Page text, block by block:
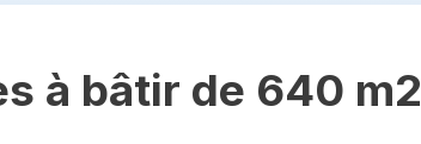
à bâtir de 640 m2